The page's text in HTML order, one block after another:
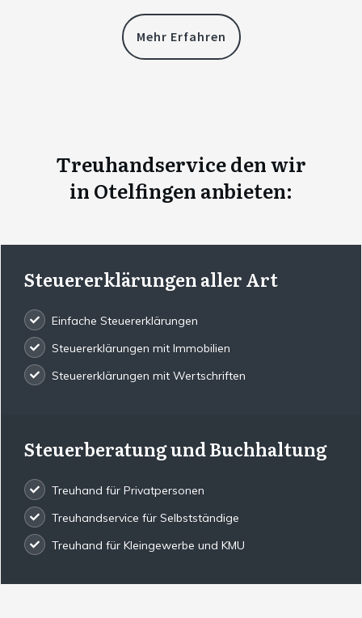
Mehr Erfahren
Treuhandservice den wir
in Otelfingen anbieten:
Steuererklärungen aller Art
Einfache Steuererklärungen
Steuererklärungen mit Immobilien
Steuererklärungen mit Wertschriften
Steuerberatung und Buchhaltung
Treuhand für Privatpersonen
Treuhandservice für Selbstständige
Treuhand für Kleingewerbe und KMU